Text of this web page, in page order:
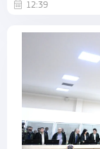
12:39